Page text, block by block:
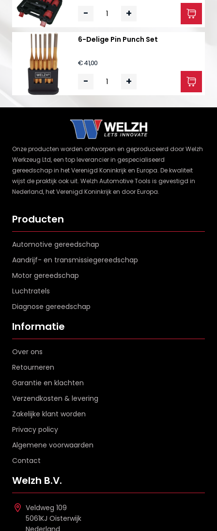
- +
6-Delige Pin Punch Set
€ 41,00
- +
Onze producten worden ontworpen en geproduceerd door Welzh
Werkzeug Ltd, een top leverancier in gespecialiseerd
gereedschap in het Verenigd Koninkrijk en Europa. De kwaliteit
wijst de praktijk ook uit. Welzh Automotive Tools is gevestigd in
Nederland, het Verenigd Koninkrijk en door Europa.
Producten
Automotive gereedschap
Aandrijf- en transmissiegereedschap
Motor gereedschap
Luchtratels
Diagnose gereedschap
Informatie
Over ons
Retourneren
Garantie en klachten
Verzendkosten & levering
Zakelijke klant worden
Privacy policy
Algemene voorwaarden
Contact
Welzh B.V.
Veldweg 109
5061KJ Oisterwijk
Nederland